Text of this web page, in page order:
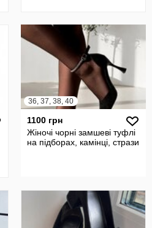
36, 37, 38, 40
1100 грн
Жіночі чорні замшеві туфлі
на підборах, камінці, стрази